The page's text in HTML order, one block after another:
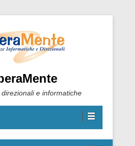
e informatiche